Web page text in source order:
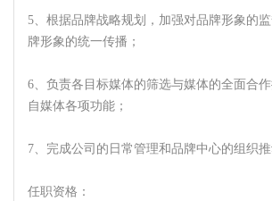
5、根据品牌战略规划，加强对品牌形象的
牌形象的统一传播；
6、负责各目标媒体的筛选与媒体的全面合
自媒体各项功能；
7、完成公司的日常管理和品牌中心的组织推
任职资格：